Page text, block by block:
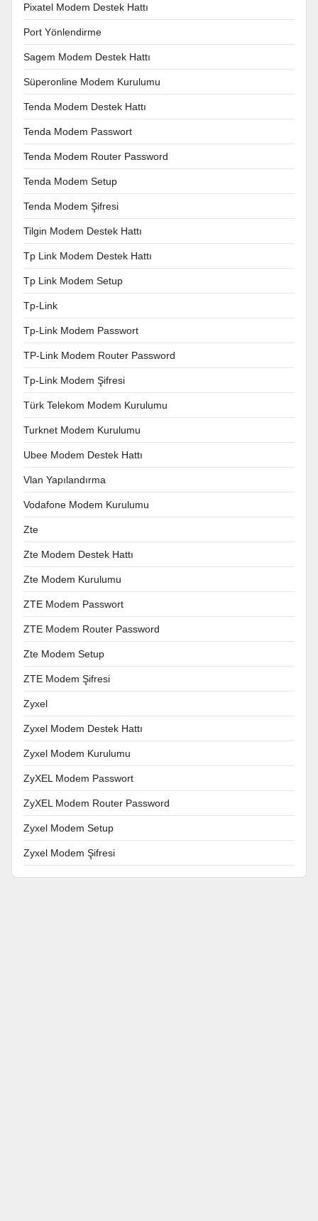
Pixatel Modem Destek Hattı
Port Yönlendirme
Sagem Modem Destek Hattı
Süperonline Modem Kurulumu
Tenda Modem Destek Hattı
Tenda Modem Passwort
Tenda Modem Router Password
Tenda Modem Setup
Tenda Modem Şifresi
Tilgin Modem Destek Hattı
Tp Link Modem Destek Hattı
Tp Link Modem Setup
Tp-Link
Tp-Link Modem Passwort
TP-Link Modem Router Password
Tp-Link Modem Şifresi
Türk Telekom Modem Kurulumu
Turknet Modem Kurulumu
Ubee Modem Destek Hattı
Vlan Yapılandırma
Vodafone Modem Kurulumu
Zte
Zte Modem Destek Hattı
Zte Modem Kurulumu
ZTE Modem Passwort
ZTE Modem Router Password
Zte Modem Setup
ZTE Modem Şifresi
Zyxel
Zyxel Modem Destek Hattı
Zyxel Modem Kurulumu
ZyXEL Modem Passwort
ZyXEL Modem Router Password
Zyxel Modem Setup
Zyxel Modem Şifresi